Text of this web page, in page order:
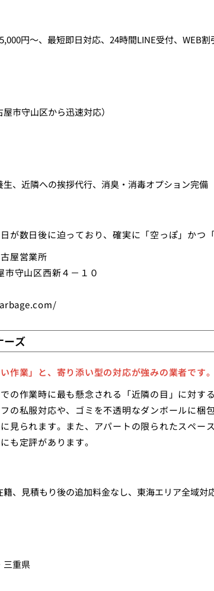
円〜、最短即日対応、24時間LINE受付、WEB割
市守山区から迅速対応）
生、近隣への挨拶代行、消臭・消毒オプション完備
が数日後に迫っており、確実に「空っぽ」かつ
屋営業所
市守山区西新４－１０
ーズ
作業」と、寄り添い型の対応が強みの業者です。
の作業時に最も懸念される「近隣の目」に対す
の私服対応や、ゴミを不透明なダンボールに梱
見られます。また、アパートの限られたスペー
も定評があります。
籍、見積もり後の追加料金なし、東海エリア全域対
三重県